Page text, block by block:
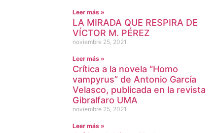
Leer más »
LA MIRADA QUE RESPIRA DE
VÍCTOR M. PÉREZ
noviembre 25, 2021
Leer más »
Crítica a la novela “Homo
vampyrus” de Antonio García
Velasco, publicada en la revista
Gibralfaro UMA
noviembre 25, 2021
Leer más »